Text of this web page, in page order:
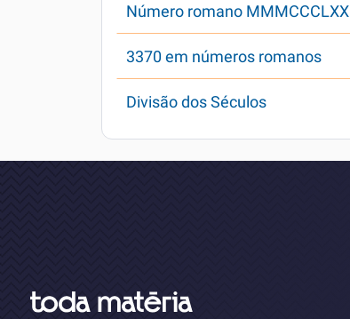
Número romano MMMCCCLXX
3370 em números romanos
Divisão dos Séculos